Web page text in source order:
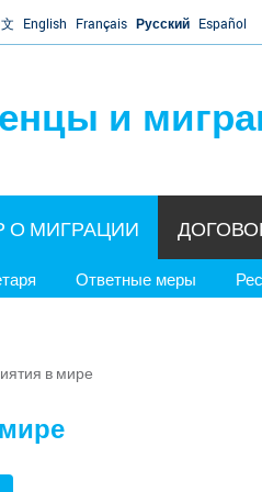
English Français Русский Español
и
О МИГРАЦИИ
Ответные меры
в мире